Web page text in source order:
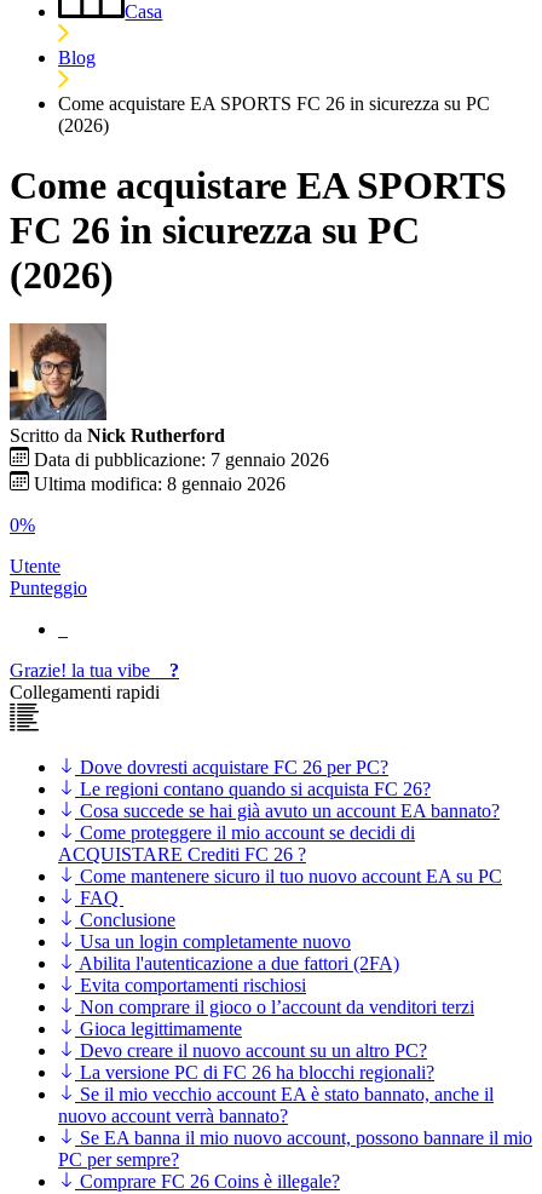
Casa
Blog
Come acquistare EA SPORTS FC 26 in sicurezza su PC
(2026)
Come acquistare EA SPORTS
FC 26 in sicurezza su PC
(2026)
Scritto da Nick Rutherford
Data di pubblicazione: 7 gennaio 2026
Ultima modifica: 8 gennaio 2026
0%
Utente
Punteggio
Grazie! la tua vibe
?
Collegamenti rapidi
Dove dovresti acquistare FC 26 per PC?
Le regioni contano quando si acquista FC 26?
Cosa succede se hai già avuto un account EA bannato?
Come proteggere il mio account se decidi di
ACQUISTARE Crediti FC 26 ?
Come mantenere sicuro il tuo nuovo account EA su PC
FAQ
Conclusione
Usa un login completamente nuovo
Abilita l'autenticazione a due fattori (2FA)
Evita comportamenti rischiosi
Non comprare il gioco o l’account da venditori terzi
Gioca legittimamente
Devo creare il nuovo account su un altro PC?
La versione PC di FC 26 ha blocchi regionali?
Se il mio vecchio account EA è stato bannato, anche il
nuovo account verrà bannato?
Se EA banna il mio nuovo account, possono bannare il mio
PC per sempre?
Comprare FC 26 Coins è illegale?